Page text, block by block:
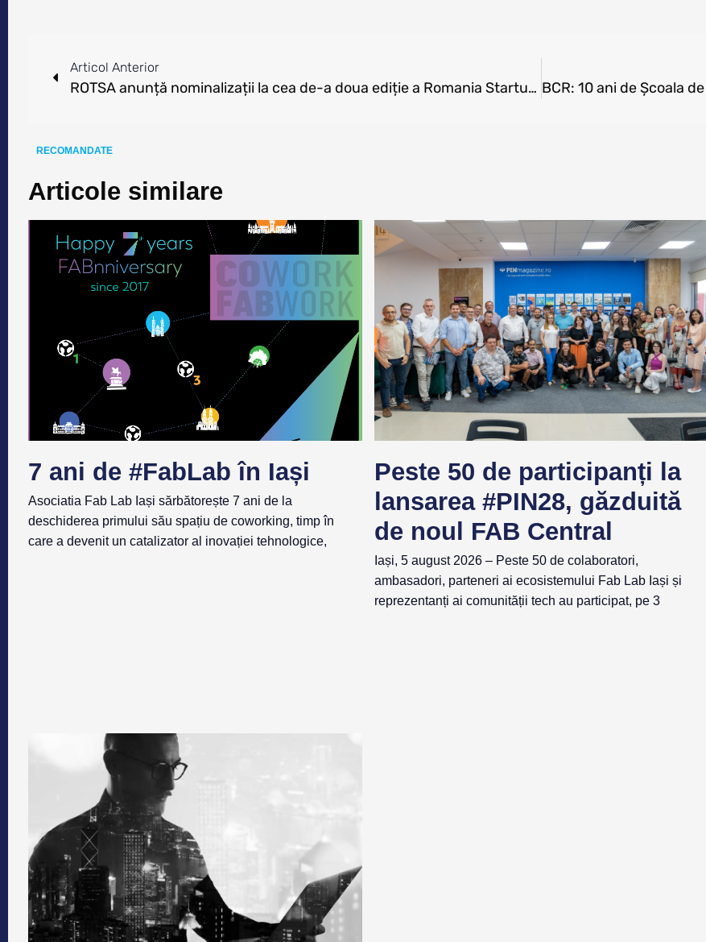
Articol Anterior
ROTSA anunță nominalizații la cea de-a doua ediție a Romania Startup Awards, competiție care premiază cele mai inovatoare startup-uri din România și Republica Moldova
RECOMANDATE
Articole similare
7 ani de #FabLab în Iași
Asociatia Fab Lab Iași sărbătorește 7 ani de la
deschiderea primului său spațiu de coworking, timp în
care a devenit un catalizator al inovației tehnologice,
Peste 50 de participanți la
lansarea #PIN28, găzduită
de noul FAB Central
Iași, 5 august 2026 – Peste 50 de colaboratori,
ambasadori, parteneri ai ecosistemului Fab Lab Iași și
reprezentanți ai comunității tech au participat, pe 3